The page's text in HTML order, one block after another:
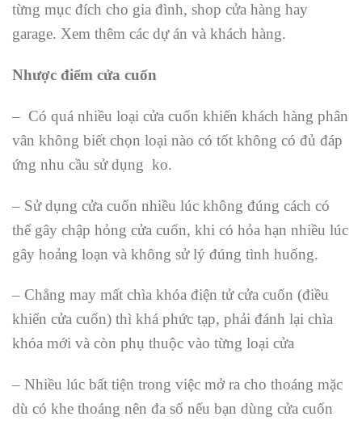
từng mục đích cho gia đình, shop cửa hàng hay
garage. Xem thêm các dự án và khách hàng.
Nhược điểm cửa cuốn
– Có quá nhiều loại cửa cuốn khiến khách hàng phân
vân không biết chọn loại nào có tốt không có đủ đáp
ứng nhu cầu sử dụng ko.
– Sử dụng cửa cuốn nhiều lúc không đúng cách có
thể gây chập hỏng cửa cuốn, khi có hỏa hạn nhiều lúc
gây hoảng loạn và không sử lý đúng tình huống.
– Chẳng may mất chìa khóa điện tử cửa cuốn (điều
khiển cửa cuốn) thì khá phức tạp, phải đánh lại chìa
khóa mới và còn phụ thuộc vào từng loại cửa
– Nhiều lúc bất tiện trong việc mở ra cho thoáng mặc
dù có khe thoáng nên đa số nếu bạn dùng cửa cuốn